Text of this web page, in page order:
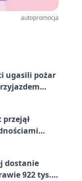
autopromocja
ugasili pożar
dostanie
922 tys.